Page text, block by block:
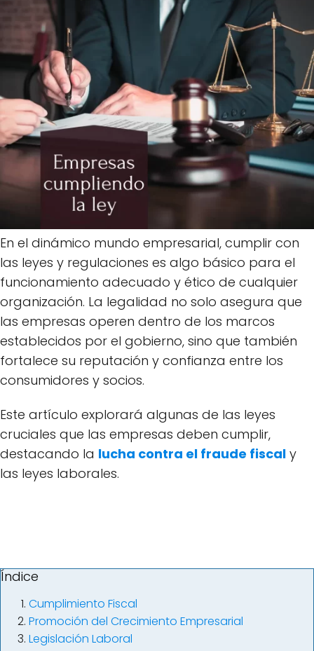
En el dinámico mundo empresarial, cumplir con
las leyes y regulaciones es algo básico para el
funcionamiento adecuado y ético de cualquier
organización. La legalidad no solo asegura que
las empresas operen dentro de los marcos
establecidos por el gobierno, sino que también
fortalece su reputación y confianza entre los
consumidores y socios.
Este artículo explorará algunas de las leyes
cruciales que las empresas deben cumplir,
destacando la lucha contra el fraude fiscal y
las leyes laborales.
Índice
Cumplimiento Fiscal
Promoción del Crecimiento Empresarial
Legislación Laboral